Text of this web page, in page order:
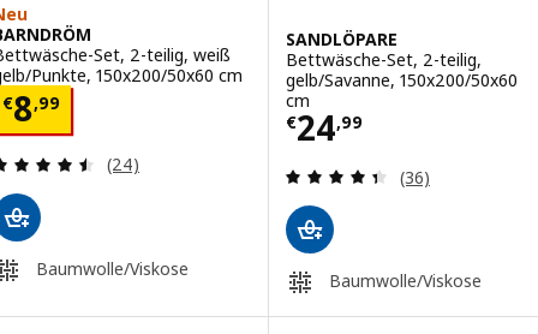
Set, 2-teilig, weiß
Punkte, 150x200/50x60 cm
€8,99 € 8,99
Überprüfung: 4.5 aus 5 sterne. Bewertungen
(24)
Baumwolle/Viskose
SANDLÖPARE
Bettwäsche-Set, 2-teilig,
gelb/Savanne, 150x200/50x60
cm
€24,99
Preis € 24,99
Überprüfung:
(36)
Baumwolle/Viskose